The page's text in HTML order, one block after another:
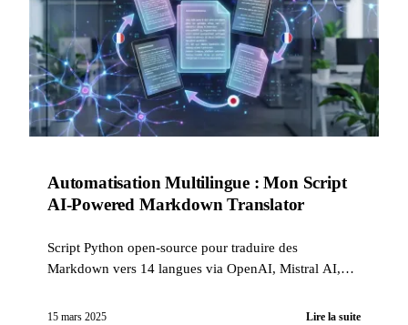
Automatisation Multilingue : Mon Script
AI-Powered Markdown Translator
Script Python open-source pour traduire des
Markdown vers 14 langues via OpenAI, Mistral AI,
sécurisé par 14 hooks qualité, 229 tests, SonarCloud et
15 mars 2025 Lire la suite